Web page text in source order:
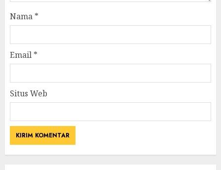
Nama *
Email *
Situs Web